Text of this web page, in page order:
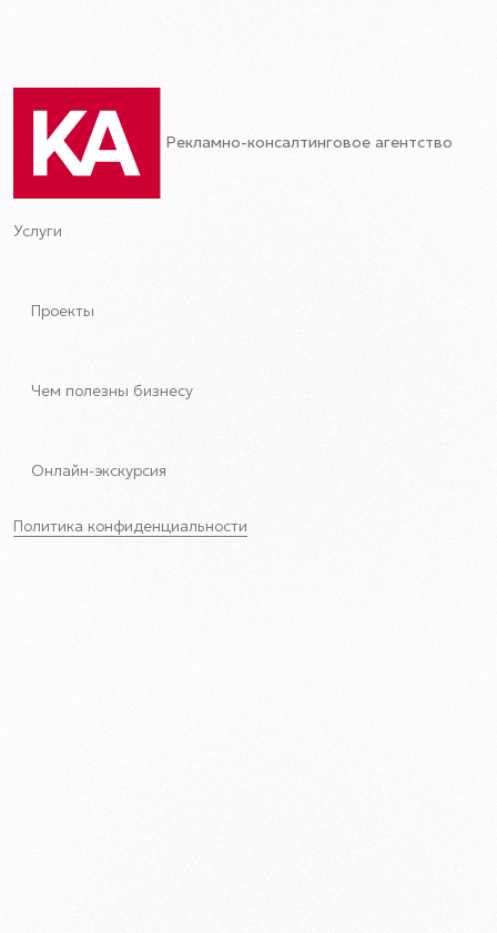
Рекламно-консалтинговое агентство
Услуги
Проекты
Чем полезны бизнесу
Онлайн-экскурсия
Политика конфиденциальности